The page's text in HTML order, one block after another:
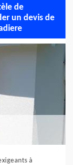
de
un devis de
à